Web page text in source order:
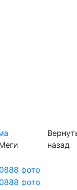
назад